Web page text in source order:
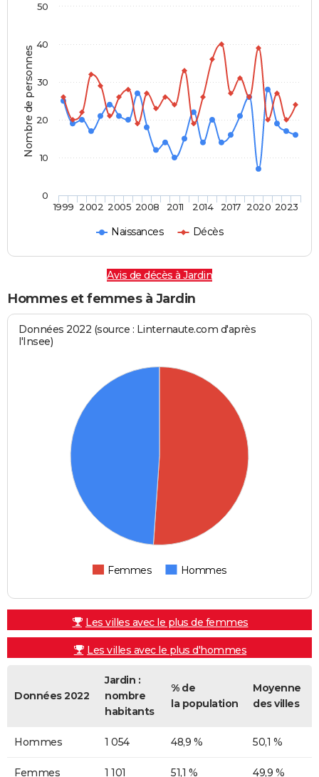
Nombre de personnes
Naissances Décès
1999 2002 2005 2008 2011 2014 2017 2020 2023
0
10
20
30
40
50
Avis de décès à Jardin
Hommes et femmes à Jardin
Données 2022 (source : Linternaute.com d'après
l'Insee)
Femmes Hommes
Les villes avec le plus de femmes
Les villes avec le plus d'hommes
Données 2022
Jardin :
nombre
habitants
% de
la population
Moyenne
des villes
Hommes 1 054 48,9 % 50,1 %
Femmes 1 101 51,1 % 49,9 %